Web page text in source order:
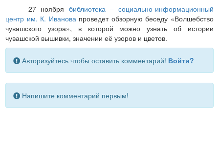
27 ноября библиотека – социально-информационный
центр им. К. Ивановапроведет обзорную беседу «Волшебство
чувашского узора», в которой можно узнать об истории
чувашской вышивки, значении её узоров и цветов.
Авторизуйтесь чтобы оставить комментарий! Войти?
Напишите комментарий первым!